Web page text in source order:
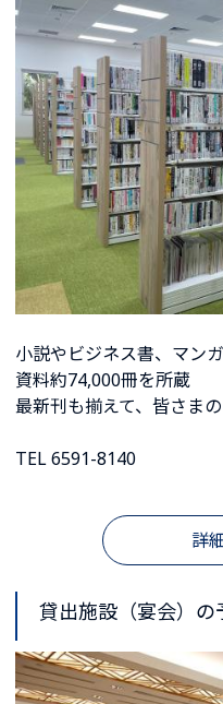
小説やビジネス書、マン
資料約74,000冊を所蔵
最新刊も揃えて、皆さま
TEL 6591-8140
詳
貸出施設（宴会）の